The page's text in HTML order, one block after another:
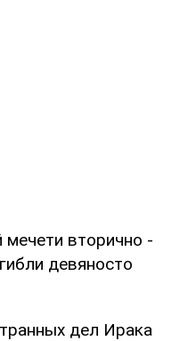
мечети вторично -
девяносто
дел Ирака